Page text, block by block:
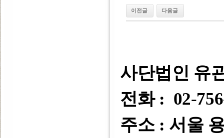
이전글 다음글
사단법인 유
전화 : 02-
주소 : 서울